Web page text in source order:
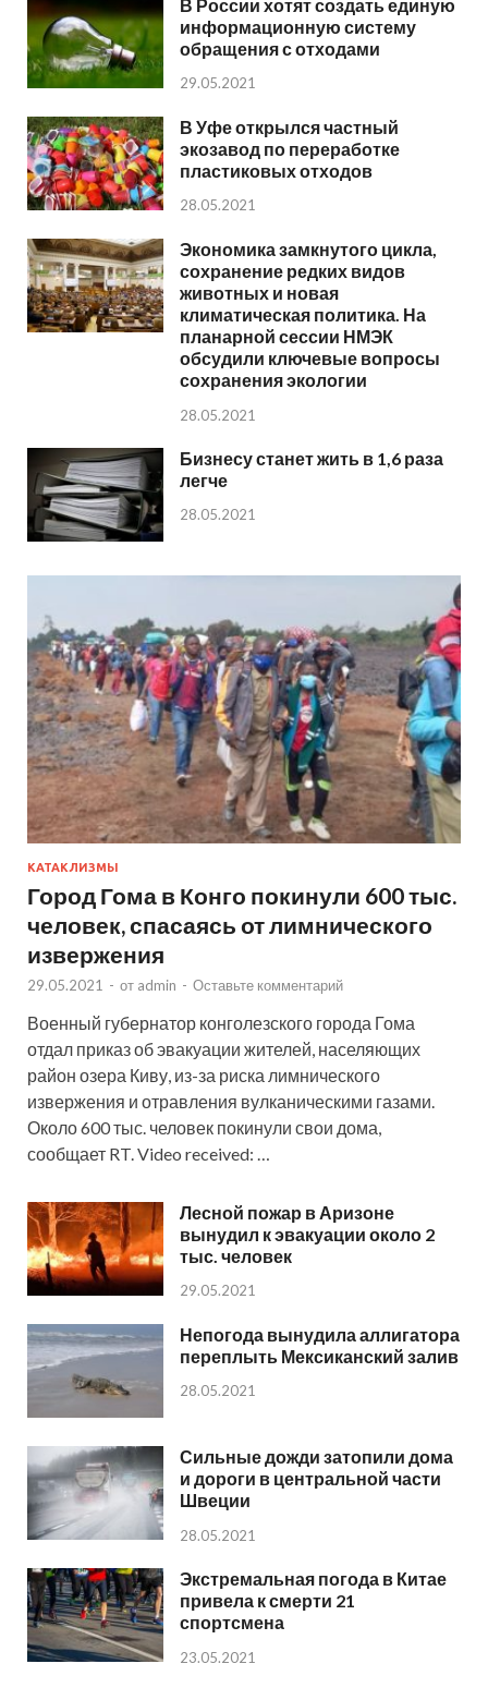
В России хотят создать единую
информационную систему
обращения с отходами
29.05.2021
В Уфе открылся частный
экозавод по переработке
пластиковых отходов
28.05.2021
Экономика замкнутого цикла,
сохранение редких видов
животных и новая
климатическая политика. На
планарной сессии НМЭК
обсудили ключевые вопросы
сохранения экологии
28.05.2021
Бизнесу станет жить в 1,6 раза
легче
28.05.2021
КАТАКЛИЗМЫ
Город Гома в Конго покинули 600 тыс.
человек, спасаясь от лимнического
извержения
29.05.2021 - от admin - Оставьте комментарий
Военный губернатор конголезского города Гома
отдал приказ об эвакуации жителей, населяющих
район озера Киву, из-за риска лимнического
извержения и отравления вулканическими газами.
Около 600 тыс. человек покинули свои дома,
сообщает RT. Video received: …
Лесной пожар в Аризоне
вынудил к эвакуации около 2
тыс. человек
29.05.2021
Непогода вынудила аллигатора
переплыть Мексиканский залив
28.05.2021
Сильные дожди затопили дома
и дороги в центральной части
Швеции
28.05.2021
Экстремальная погода в Китае
привела к смерти 21
спортсмена
23.05.2021